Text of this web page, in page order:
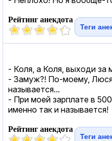
Рейтинг анекдота
Теги
- Коля, а Коля, выходи за
- Замуж?! По-моему,
называется...
- При моей зарплате в
именно так и называется!
Рейтинг анекдота
Теги